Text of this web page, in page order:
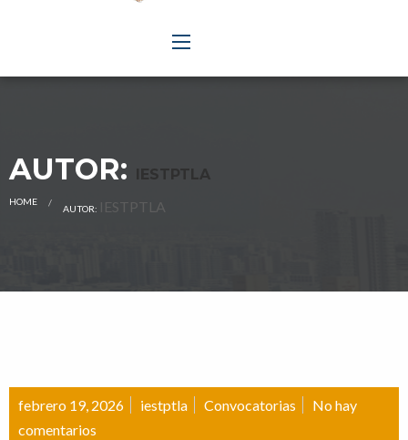
AUTOR: IESTPTLA
HOME CURRENT:
AUTOR: IESTPTLA
febrero 19, 2026 iestptla Convocatorias
No hay
comentarios